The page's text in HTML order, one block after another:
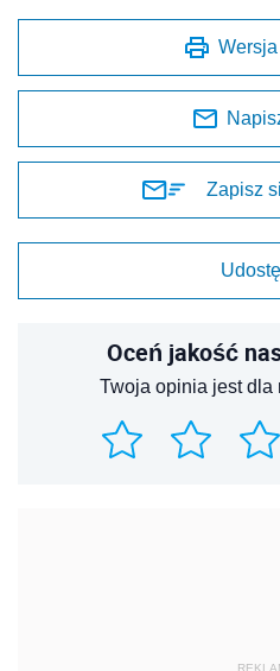
Zapisz
Oceń jakość
Twoja opinia jest dla